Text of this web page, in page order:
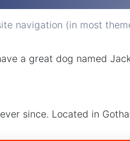
navigation (in most
a great dog named
since. Located in